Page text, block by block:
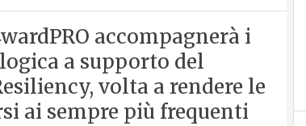
accompagnerà i
a supporto del
volta a rendere le
ai sempre più frequenti